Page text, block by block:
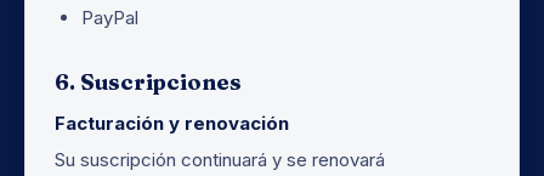
PayPal
6. Suscripciones
Facturación y renovación
Su suscripción continuará y se renovará